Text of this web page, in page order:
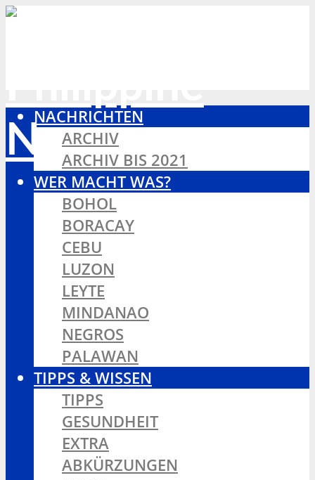
NACHRICHTEN
ARCHIV
ARCHIV BIS 2021
WER MACHT WAS?
BOHOL
BORACAY
CEBU
LUZON
LEYTE
MINDANAO
NEGROS
PALAWAN
TIPPS & WISSEN
TIPPS
GESUNDHEIT
EXTRA
ABKÜRZUNGEN